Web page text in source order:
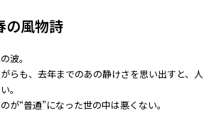
の風物詩
波。
らも、去年までのあの静けさを思い出すと、人
。
が“普通”になった世の中は悪くない。